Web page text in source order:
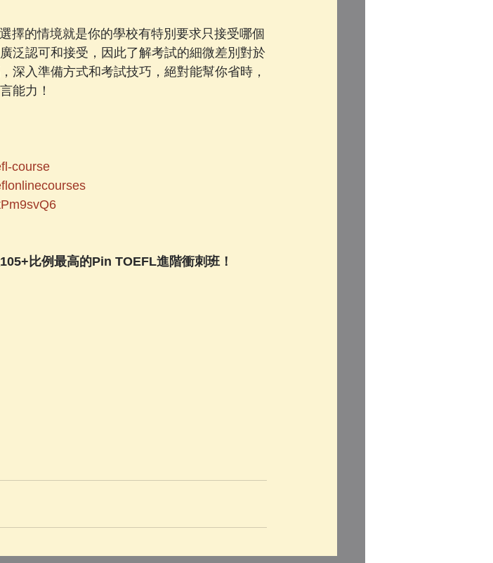
擇的情境就是你的學校有特別要求只接受哪個
泛認可和接受，因此了解考試的細微差別對於
深入準備方式和考試技巧，絕對能幫你省時，
能力！
course
比例最高的Pin TOEFL進階衝刺班！